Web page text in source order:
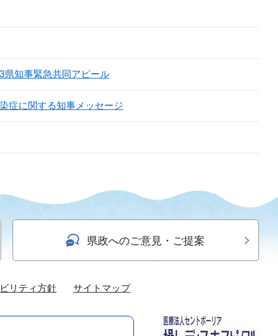
県知事緊急共同アピール
症に関する知事メッセージ
県政へのご意見・ご提案
リティ方針 サイトマップ